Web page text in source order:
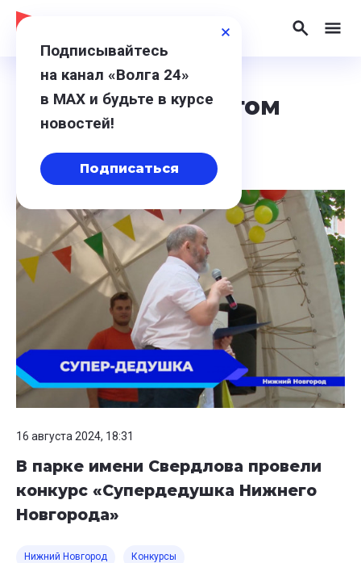
Материалы с тегом
«Конкурсы»
16 августа 2024, 18:31
В парке имени Свердлова провели
конкурс «Супердедушка Нижнего
Новгорода»
Нижний Новгород Конкурсы
Подписывайтесь
на канал «Волга 24»
в МАХ и будьте в курсе
новостей!
Подписаться